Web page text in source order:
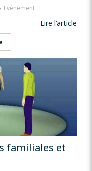
Evènement
Lire l'article
familiales et